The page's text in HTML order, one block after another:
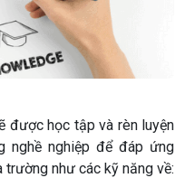
được học tập và rèn luyện
nghề nghiệp để đáp ứng
trườngnhư các kỹ năng về: